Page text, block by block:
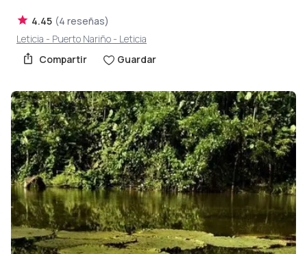
4.45 (4 reseñas)
Leticia - Puerto Nariño - Leticia
Compartir
Guardar